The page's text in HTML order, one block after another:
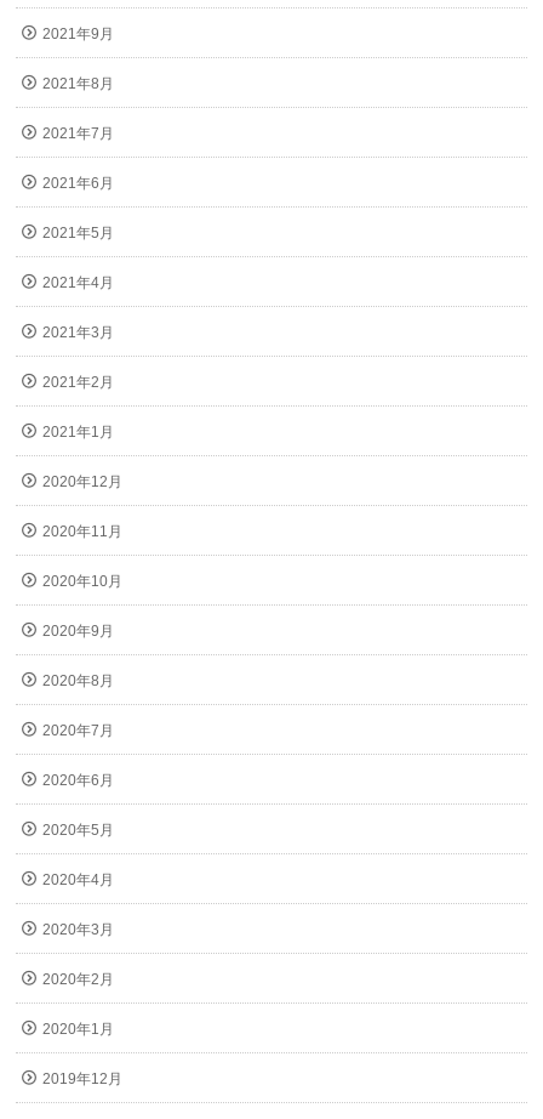
2021年9月
2021年8月
2021年7月
2021年6月
2021年5月
2021年4月
2021年3月
2021年2月
2021年1月
2020年12月
2020年11月
2020年10月
2020年9月
2020年8月
2020年7月
2020年6月
2020年5月
2020年4月
2020年3月
2020年2月
2020年1月
2019年12月